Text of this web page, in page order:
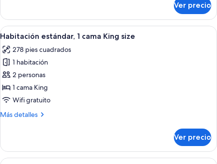
acceso
para
personas
discapacitadas
(Communications)
1
cama
King
con
acceso
para
personas
discapacitadas
(Communications)
Ver precio
Abrir
todas
las
fotos
de
Habitación
estándar,
cama
Habitación de hotel con cama,
10
Habitación estándar, 1 cama King size
278 pies cuadrados
1 habitación
2 personas
1 cama King
Wifi gratuito
Más detalles
Más
estándar,
Ver precio
Habitación de hotel con dos camas,